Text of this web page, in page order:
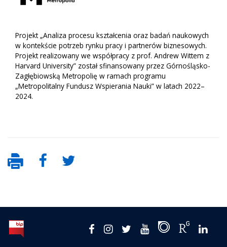
Projekt „Analiza procesu kształcenia oraz badań naukowych
w kontekście potrzeb rynku pracy i partnerów biznesowych.
Projekt realizowany we współpracy z prof. Andrew Wittem z
Harvard University” został sfinansowany przez Górnośląsko-
Zagłębiowską Metropolię w ramach programu
„Metropolitalny Fundusz Wspierania Nauki” w latach 2022–
2024.